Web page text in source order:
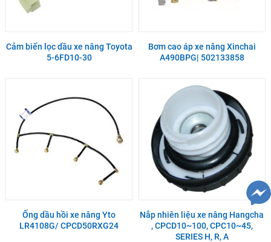
Cảm biến lọc dầu xe nâng Toyota
5-6FD10-30
Bơm cao áp xe nâng Xinchai
A490BPG| 502133858
Ống dầu hồi xe nâng Yto
LR4108G/ CPCD50RXG24
Nắp nhiên liệu xe nâng Hangcha
, CPCD10~100, CPC10~45,
SERIES H, R, A